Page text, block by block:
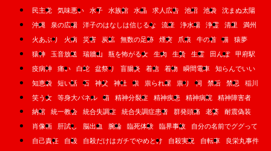
民主党
気味悪い 水子 水族館 水晶 求人広告 池沼 池袋
沈まぬ太陽
沖縄
泉の広場 洋子のはなしは信じるな 流産 浄水場 浄霊 清里
満州
火あぶり
火病 災害 炭鉱 無数の足跡 煙突 爪痕 牛の首 猫
猿夢
猿神
玉音放送 瑞牆山 瓶を怖がる女 生肉 生贄 生霊 田んぼ
甲府駅
疫病神
痛い 白蛇 盆祭り 盲腸炎 着信 着物 瞬間電車
知らんでいい
知恵袋
短い話 石 神父 神社 祟 祟られ屋 祟り 祠 禁后 禁忌
稲川
笑う女
等身大パネル 箱 精神分裂症 精神疾患 精神病院
精神障害者
納棺
統一教会 統合失調症 統合失調症患者 群発頭痛 老婆
耐震偽装
肖像画
肝試し 脳出血 腕輪 臨死体験 臨界事故
自分の名前でググって
自己責任
自殺 自殺だけはガチでやめとけ 自殺実況 自転車 良栄丸事件